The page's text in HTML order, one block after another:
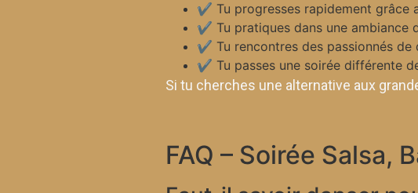
✔ Tu progresses rapidement grâce
✔ Tu pratiques dans une ambiance
✔ Tu rencontres des passionnés de
✔ Tu passes une soirée différente
Si tu cherches une alternative aux
FAQ – Soirée Salsa,